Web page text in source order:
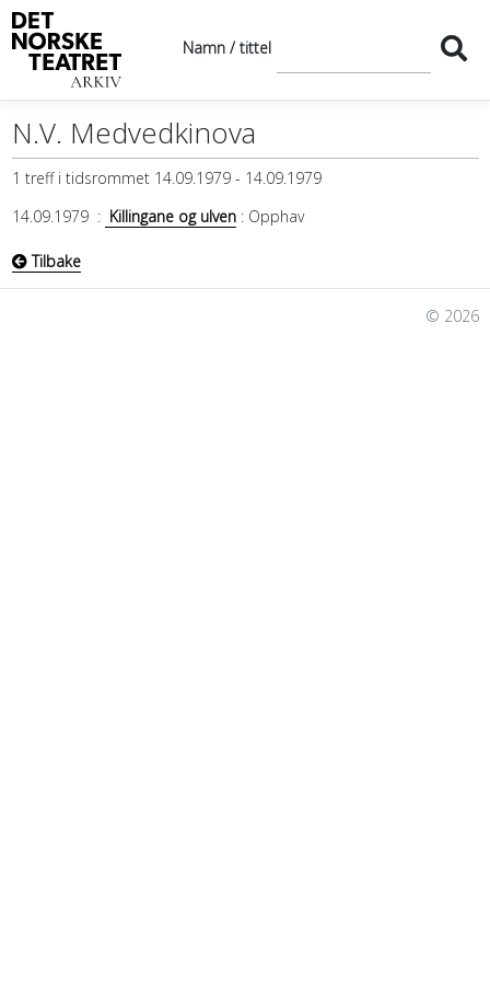
Namn / tittel
N.V. Medvedkinova
1 treff i tidsrommet 14.09.1979 - 14.09.1979
14.09.1979: Killingane og ulven: Opphav
Tilbake
© 2026